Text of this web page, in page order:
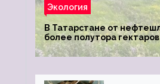
Экология
В Татарстане от
более полутора